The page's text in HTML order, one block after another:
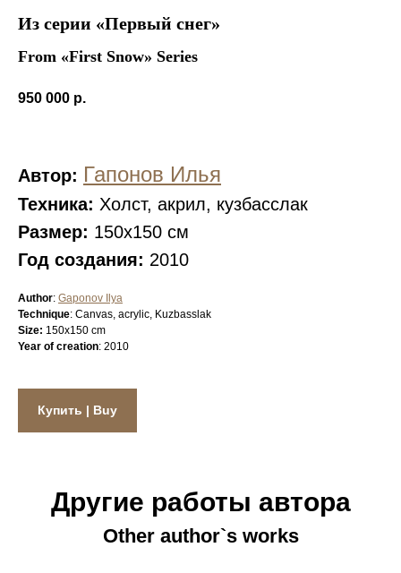
Из серии «Первый снег»
From «First Snow» Series
950 000 р.
Автор: Гапонов Илья
Техника: Холст, акрил, кузбасслак
Размер: 150x150 см
Год создания: 2010
Author: Gaponov Ilya
Technique: Canvas, acrylic, Kuzbasslak
Size: 150x150 cm
Year of creation: 2010
Купить | Buy
Другие работы автора
Other author`s works